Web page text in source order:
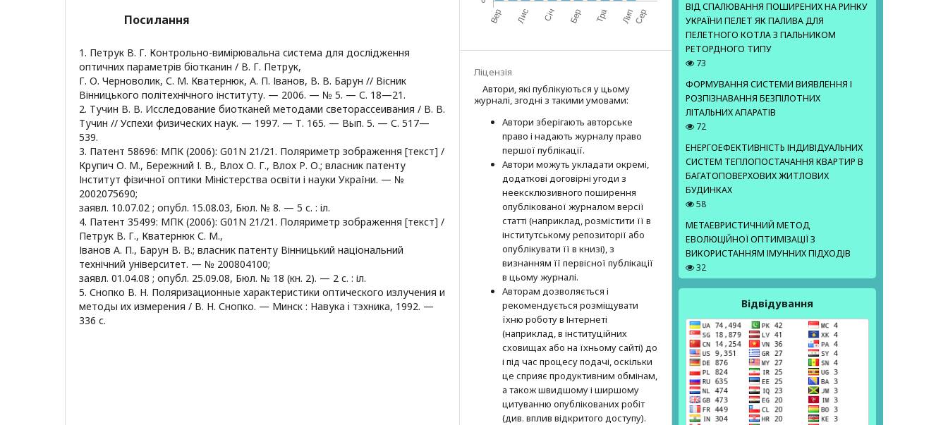
Посилання
1. Петрук В. Г. Контрольно-вимірювальна система для дослідження
оптичних параметрів біотканин / В. Г. Петрук,
Г. О. Черноволик, С. М. Кватернюк, А. П. Іванов, В. В. Барун // Вісник
Вінницького політехнічного інституту. — 2006. — № 5. — С. 18—21.
2. Тучин В. В. Исследование биотканей методами светорассеивания / В. В.
Тучин // Успехи физических наук. — 1997. — Т. 165. — Вып. 5. — С. 517—
539.
3. Патент 58696: МПК (2006): G01N 21/21. Поляриметр зображення [текст] /
Крупич О. М., Бережний І. В., Влох О. Г., Влох Р. О.; власник патенту
Інститут фізичної оптики Міністерства освіти і науки України. — №
2002075690;
заявл. 10.07.02 ; опубл. 15.08.03, Бюл. № 8. — 5 с. : іл.
4. Патент 35499: МПК (2006): G01N 21/21. Поляриметр зображення [текст] /
Петрук В. Г., Кватернюк С. М.,
Іванов А. П., Барун В. В.; власник патенту Вінницький національний
технічний університет. — № 200804100;
заявл. 01.04.08 ; опубл. 25.09.08, Бюл. № 18 (кн. 2). — 2 с. : іл.
5. Снопко В. Н. Поляризационные характеристики оптического излучения и
методы их измерения / В. Н. Снопко. — Минск : Навука i тэхника, 1992. —
336 с.
Ліцензія
Автори, які публікуються у цьому
журналі, згодні з такими умовами:
Автори зберігають авторське
право і надають журналу право
першої публі­кації.
Автори можуть укладати окремі,
додат­кові договірні угоди з
неексклюзив­ного поширення
опублікованої журналом версії
статті (наприклад, розмістити її в
інститутському репозиторії або
опубліку­вати її в книзі), з
визнанням її первісної публікації
в цьому журналі.
Авторам дозволяється і
рекомендується розміщувати
їхню роботу в Інтернеті
(наприклад, в інституційних
сховищах або на їхньому сайті) до
і під час процесу подачі, оскільки
це сприяє продуктивним обмінам,
а також швидшому і ширшому
цитуванню опубліко­ва­них робіт
(див. вплив відкритого доступу).
ВІД СПАЛЮВАННЯ ПОШИРЕНИХ НА РИНКУ
УКРАЇНИ ПЕЛЕТ ЯК ПАЛИВА ДЛЯ
ПЕЛЕТНОГО КОТЛА З ПАЛЬНИКОМ
РЕТОРДНОГО ТИПУ
73
ФОРМУВАННЯ СИСТЕМИ ВИЯВЛЕННЯ І
РОЗПІЗНАВАННЯ БЕЗПІЛОТНИХ
ЛІТАЛЬНИХ АПАРАТІВ
72
ЕНЕРГОЕФЕКТИВНІСТЬ ІНДИВІДУАЛЬНИХ
СИСТЕМ ТЕПЛОПОСТАЧАННЯ КВАРТИР В
БАГАТОПОВЕРХОВИХ ЖИТЛОВИХ
БУДИНКАХ
58
МЕТАЕВРИСТИЧНИЙ МЕТОД
ЕВОЛЮЦІЙНОЇ ОПТИМІЗАЦІЇ З
ВИКОРИСТАННЯМ ІМУННИХ ПІДХОДІВ
32
Відвідування